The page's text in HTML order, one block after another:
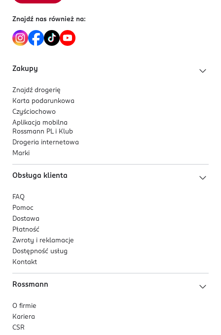
Mint została w 50% wykonana z plastiku
pochodzącego z recyklingu i w 100% nadaje się do
ponownego przetworzenia.
PRODUCENT/PODMIOT ODPOWIEDZIALNY
Johnson-u.-Johnson-Platz 2
consumer-de-at@kenvue.com
4902137936
DE-Niemcy
Kod EAN
3 574661 816562
Znajdź nas również na:
Zakupy
Znajdź drogerię
Karta podarunkowa
Czyściochowo
Aplikacja mobilna
Rossmann PL i Klub
Drogeria internetowa
Marki
Obsługa klienta
FAQ
Pomoc
Dostawa
Płatność
Zwroty i reklamacje
Dostępność usług
Kontakt
Rossmann
O firmie
Kariera
CSR